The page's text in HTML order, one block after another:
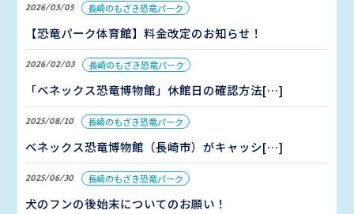
2026/03/05 長崎のもざき恐竜パーク
【恐竜パーク体育館】料金改定のお知らせ！
2026/02/03 長崎のもざき恐竜パーク
「ベネックス恐竜博物館」休館日の確認方法[…]
2025/08/10 長崎のもざき恐竜パーク
ベネックス恐竜博物館（長崎市）がキャッシ[…]
2025/06/30 長崎のもざき恐竜パーク
犬のフンの後始末についてのお願い！